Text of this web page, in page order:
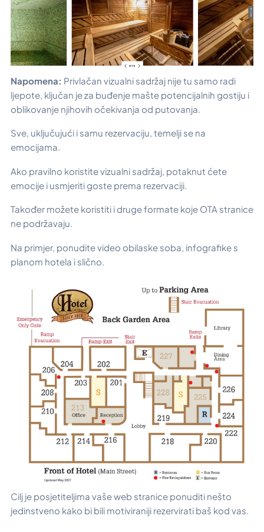
Napomena: Privlačan vizualni sadržaj nije tu samo radi
ljepote, ključan je za buđenje mašte potencijalnih gostiju i
oblikovanje njihovih očekivanja od putovanja.
Sve, uključujući i samu rezervaciju, temelji se na
emocijama.
Ako pravilno koristite vizualni sadržaj, potaknut ćete
emocije i usmjeriti goste prema rezervaciji.
Također možete koristiti i druge formate koje OTA stranice
ne podržavaju.
Na primjer, ponudite video obilaske soba, infografike s
planom hotela i slično.
Cilj je posjetiteljima vaše web stranice ponuditi nešto
jedinstveno kako bi bili motiviraniji rezervirati baš kod vas.